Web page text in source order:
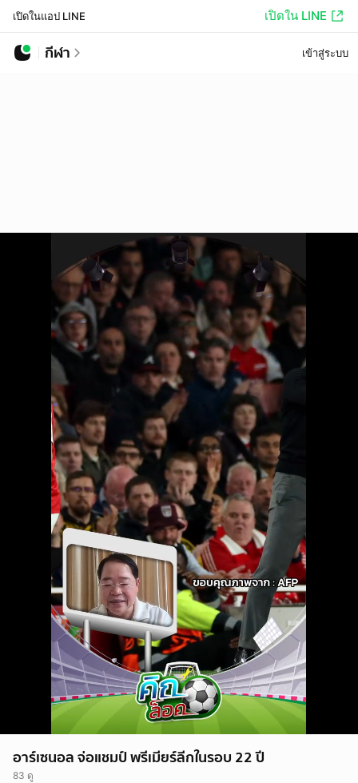
เปิดในแอป LINE เปิดใน LINE
กีฬา เข้าสู่ระบบ
อาร์เซนอล จ่อแชมป์ พรีเมียร์ลีกในรอบ 22 ปี
83 ดู